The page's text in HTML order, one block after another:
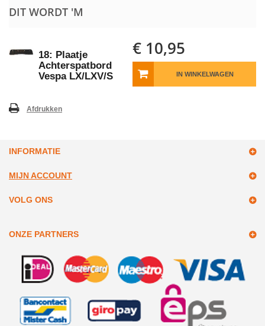
DIT WORDT 'M
18: Plaatje
Achterspatbord
Vespa LX/LXV/S
€ 10,95
IN WINKELWAGEN
Afdrukken
INFORMATIE
MIJN ACCOUNT
VOLG ONS
ONZE PARTNERS